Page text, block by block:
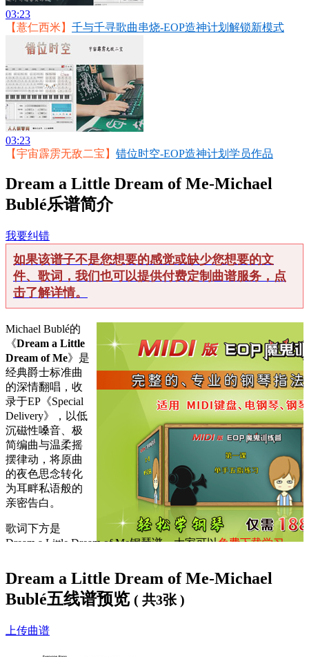
03:23
【薏仁西米】 千与千寻歌曲串烧-EOP造神计划解锁新模式
03:23
【宇宙霹雳无敌二宝】 错位时空-EOP造神计划学员作品
Dream a Little Dream of Me-Michael
Bublé乐谱简介
我要纠错
如果该谱子不是您想要的感觉或缺少您想要的文
件、歌词，我们也可以提供付费定制曲谱服务，点
击了解详情。
Michael Bublé的
《Dream a Little
Dream of Me》是
经典爵士标准曲
的深情翻唱，收
录于EP《Special
Delivery》，以低
沉磁性嗓音、极
简编曲与温柔摇
摆律动，将原曲
的夜色思念转化
为耳畔私语般的
亲密告白。
歌词下方是
Dream a Little Dream of Me钢琴谱，大家可以免费下载学习。
Dream a Little Dream of Me歌词：
Stars shining bright above you
Birds singing in the sycamore tree
Dream a little dream of me
Dream a Little Dream of Me-Michael
Bublé五线谱预览 ( 共3张 )
上传曲谱